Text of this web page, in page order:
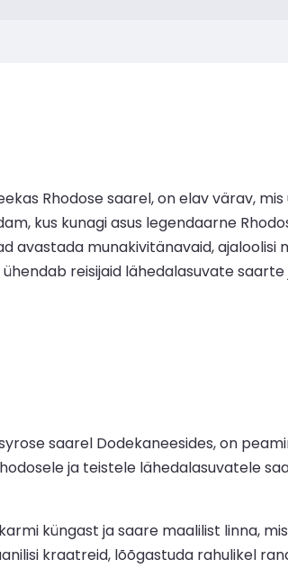
Rhodose saarel, on elav värav,
kus kunagi asus legendaarne
avastada munakivitänavaid,
reisijaid lähedalasuvate
saarel Dodekaneesides, on
ja teistele lähedalasuvatele
küngast ja saare maalilist linna,
kraatreid, lõõgastuda rahulikel